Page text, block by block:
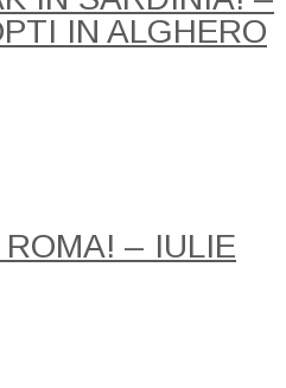
IN ALGHERO
– IULIE